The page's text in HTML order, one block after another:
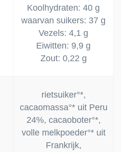
Koolhydraten: 40 g
waarvan suikers: 37 g
Vezels: 4,1 g
Eiwitten: 9,9 g
Zout: 0,22 g
rietsuiker°*,
cacaomassa°* uit Peru
24%, cacaoboter°*,
volle melkpoeder°* uit
Frankrijk,